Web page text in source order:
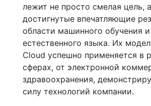
лежит не просто смелая цель,
достигнутые впечатляющие
области машинного обучения
естественного языка. Их
Cloud успешно применяется в
сферах, от электронной
здравоохранения,
силу технологий компании.